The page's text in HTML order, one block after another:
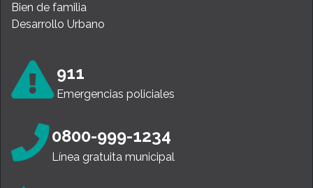
Bien de familia
Desarrollo Urbano
911
Emergencias policiales
0800-999-1234
Línea gratuita municipal